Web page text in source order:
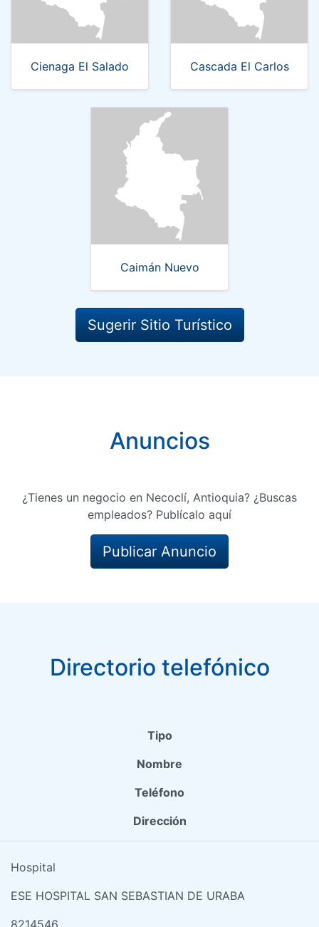
Cienaga El Salado Cascada El Carlos
Caimán Nuevo
Sugerir Sitio Turístico
Anuncios
¿Tienes un negocio en Necoclí, Antioquia? ¿Buscas
empleados? Publícalo aquí
Publicar Anuncio
Directorio telefónico
Tipo
Nombre
Teléfono
Dirección
Hospital
ESE HOSPITAL SAN SEBASTIAN DE URABA
8214546